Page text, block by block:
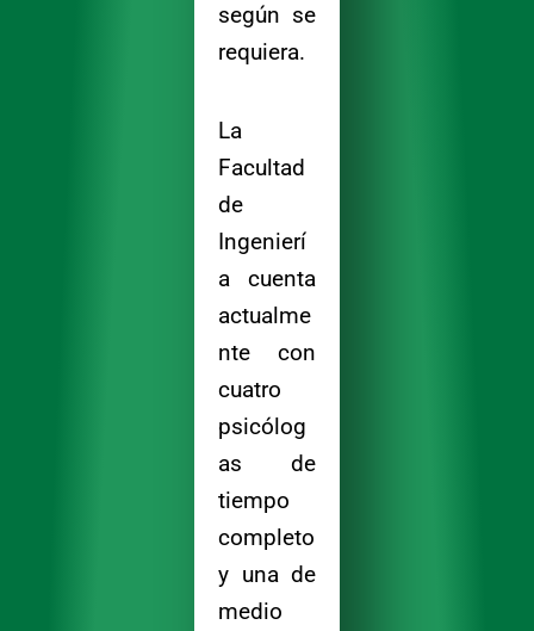
según se
requiera.
La
Facultad
de
Ingenierí
a cuenta
actualme
nte con
cuatro
psicólog
as de
tiempo
completo
y una de
medio